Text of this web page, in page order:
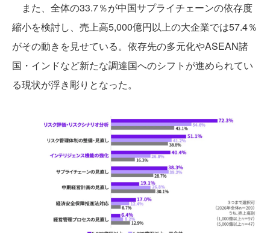
また、全体の33.7％が中国サプライチェーンの依存度
縮小を検討し、売上高5,000億円以上の大企業では57.4％
がその動きを見せている。依存先の多元化やASEAN諸
国・インドなど新たな調達国へのシフトが進められてい
る現状が浮き彫りとなった。